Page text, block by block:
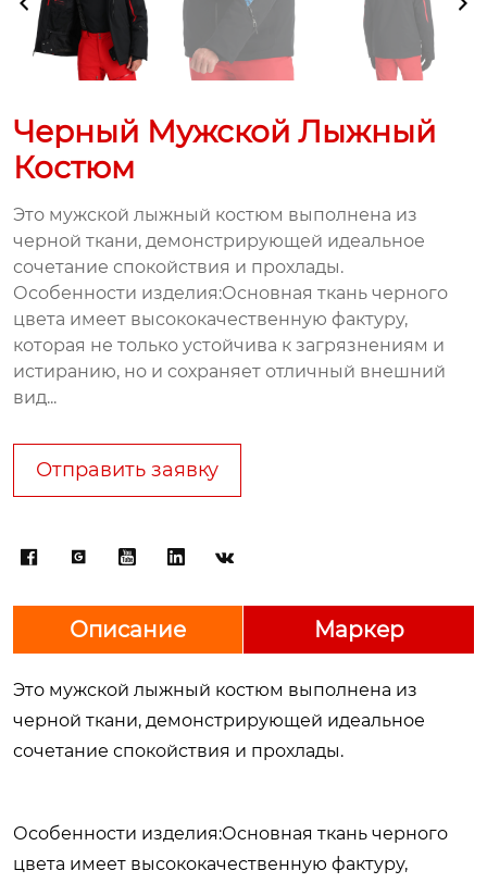
Черный Мужской Лыжный
Костюм
Это мужской лыжный костюм выполнена из
черной ткани, демонстрирующей идеальное
сочетание спокойствия и прохлады.
Особенности изделия:Основная ткань черного
цвета имеет высококачественную фактуру,
которая не только устойчива к загрязнениям и
истиранию, но и сохраняет отличный внешний
вид...
Отправить заявку
    
Описание Маркер
Это мужской лыжный костюм выполнена из
черной ткани, демонстрирующей идеальное
сочетание спокойствия и прохлады.
Особенности изделия:Основная ткань черного
цвета имеет высококачественную фактуру,